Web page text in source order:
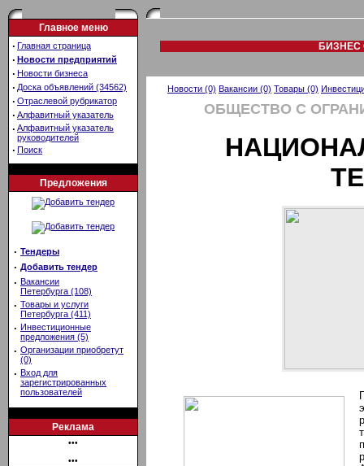
Главное меню
· Главная страница
· Новости предприятий
· Новости бизнеса
· Доска объявлений (34562)
· Отраслевой рубрикатор
· Алфавитный указатель
· Алфавитный указатель
руководителей
· Поиск
Предложения
· Тендеры
· Добавить тендер
· Вакансии
Петербурга (108)
· Товары и услуги
Петербурга (411)
· Инвестиционные
предложения (5)
· Организации приобретут
(0)
· Вход для
зарегистрированных
пользователей
Реклама
•••
•••
БИЗНЕС
Новости (0) Вакансии (0) Товары (0)
ОБЩЕСТВО С